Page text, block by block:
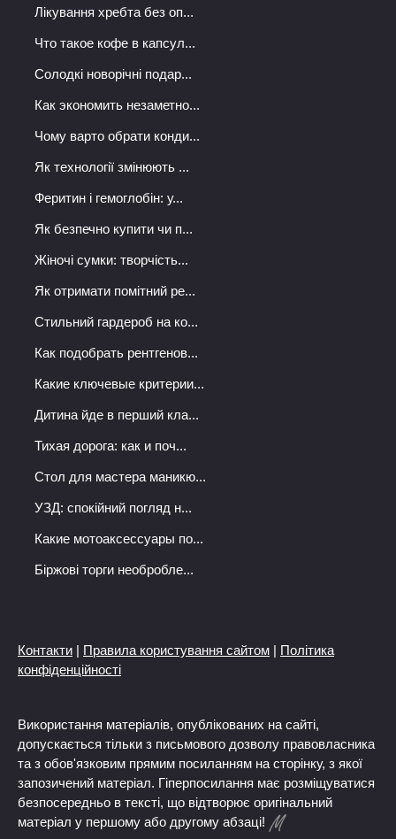
Лікування хребта без оп...
Что такое кофе в капсул...
Солодкі новорічні подар...
Как экономить незаметно...
Чому варто обрати конди...
Як технології змінюють ...
Феритин і гемоглобін: у...
Як безпечно купити чи п...
Жіночі сумки: творчість...
Як отримати помітний ре...
Стильний гардероб на ко...
Как подобрать рентгенов...
Какие ключевые критерии...
Дитина йде в перший кла...
Тихая дорога: как и поч...
Стол для мастера маникю...
УЗД: спокійний погляд н...
Какие мотоаксессуары по...
Біржові торги необробле...
Контакти | Правила користування сайтом | Політика
конфіденційності
Використання матеріалів, опублікованих на сайті,
допускається тільки з письмового дозволу правовласника
та з обов'язковим прямим посиланням на сторінку, з якої
запозичений матеріал. Гіперпосилання має розміщуватися
безпосередньо в тексті, що відтворює оригінальний
матеріал у першому або другому абзаці!